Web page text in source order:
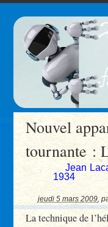
Nouvel
tournante :
Jean
1934
jeudi 5 mars 2009,
La technique de